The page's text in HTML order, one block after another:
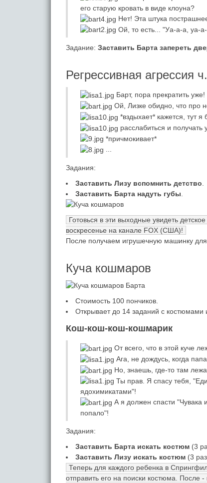
его старую кровать в виде клоуна?
Нет! Эта штука
Ой, то есть... "Уа-а-а, уа-
Задание: Заставить Барта запереть
Регрессивная агрессия
Барт, пора прекратить
Ой, Лизке обидно, что про
*вздыхает* кажется, тут
расслабиться и получать
*причмокивает*
...
Задания:
Заставить Лизу вспомнить детство
Заставить Барта надуть губы
Готовься в эти выходные увидеть
воскресенье на канале FOX (США)!
После получаем игрушечную машинку
Куча кошмаров
Стоимость 100 пончиков.
Открывает до 14 заданий с костюмами
Кош-кош-кош-кошмарик
От всего, что в этой куче
Ага, не дождусь, когда
Но, знаешь, где-то там
Ты прав. Я спасу тебя,
ядохимикатами"!
А я должен спасти "Чувака
попало"!
Задания:
Заставить Барта искать костюм (3
Заставить Лизу искать костюм (3
Теперь для каждого ребенка в
отправить его на поиски костюма. После